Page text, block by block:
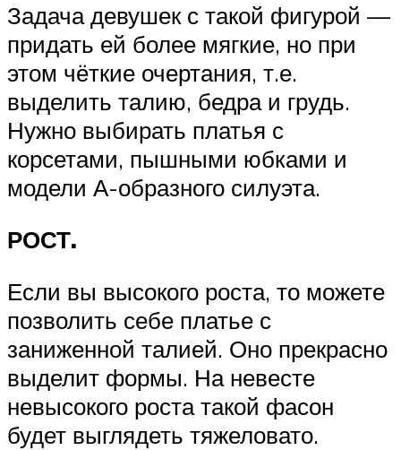
Задача девушек с такой фигурой —
придать ей более мягкие, но при
этом чёткие очертания, т.е.
выделить талию, бедра и грудь.
Нужно выбирать платья с
корсетами, пышными юбками и
модели А-образного силуэта.
РОСТ.
Если вы высокого роста, то можете
позволить себе платье с
заниженной талией. Оно прекрасно
выделит формы. На невесте
невысокого роста такой фасон
будет выглядеть тяжеловато.